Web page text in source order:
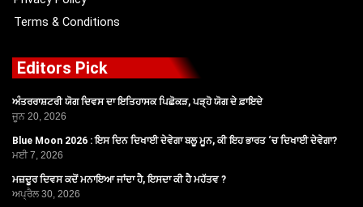
Terms & Conditions
Editors Pick
ਅੰਤਰਰਾਸ਼ਟਰੀ ਯੋਗ ਦਿਵਸ ਦਾ ਇਤਿਹਾਸਕ ਪਿਛੋਕੜ, ਪੜ੍ਹੋ ਯੋਗ ਦੇ ਫ਼ਾਇਦੇ
ਜੂਨ 20, 2026
Blue Moon 2026 : ਇਸ ਦਿਨ ਦਿਖਾਈ ਦੇਵੇਗਾ ਬਲੂ ਮੂਨ, ਕੀ ਇਹ ਭਾਰਤ ‘ਚ ਦਿਖਾਈ ਦੇਵੇਗਾ?
ਮਈ 7, 2026
ਮਜ਼ਦੂਰ ਦਿਵਸ ਕਦੋਂ ਮਨਾਇਆ ਜਾਂਦਾ ਹੈ, ਇਸਦਾ ਕੀ ਹੈ ਮਹੱਤਵ ?
ਅਪ੍ਰੈਲ 30, 2026